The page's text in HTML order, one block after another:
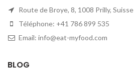
Route de Broye, 8, 1008 Prilly, Suisse
Téléphone: +41 786 899 535
Email: info@eat-myfood.com
BLOG